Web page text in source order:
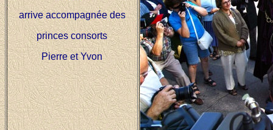
arrive accompagnée des
princes consorts
Pierre et Yvon